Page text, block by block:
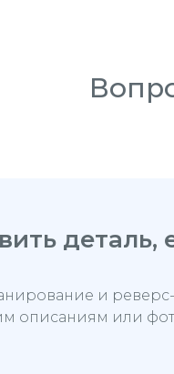
деталь,
и
описаниям или